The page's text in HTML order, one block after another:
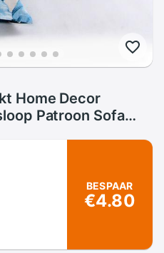
Home Decor
Patroon Sofa
BESPAAR
€4.80